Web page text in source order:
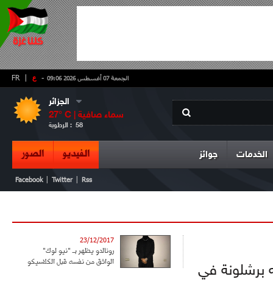
- ع FR الجمعة 07 أغسطس 2026 09:06
الجزائر
27° C | سماء صافية
الرطوبة : 58
الخدمات جوائز الفيديو الصور
Facebook Twitter Rss
برشلونة في
23/12/2017
رونالدو يظهر بـ "نيو لوك"
الواثق من نفسه قبل الكلاسيكو